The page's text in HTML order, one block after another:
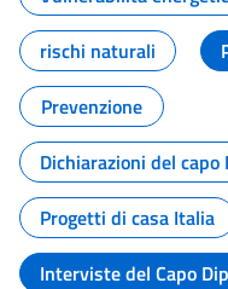
rischi naturali
Prevenzione
Dichiarazioni del
Progetti di casa Italia
Interviste del Capo